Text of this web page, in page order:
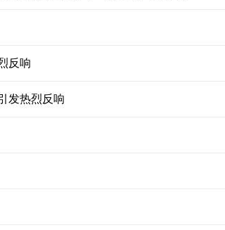
反响
发热烈反响